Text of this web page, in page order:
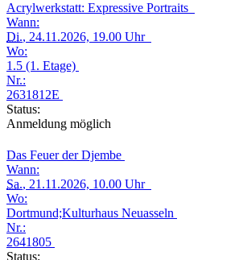
Acrylwerkstatt: Expressive Portraits
Wann:
Di., 24.11.2026, 19.00 Uhr
Wo:
1.5 (1. Etage)
Nr.:
2631812E
Status:
Anmeldung möglich
Das Feuer der Djembe
Wann:
Sa., 21.11.2026, 10.00 Uhr
Wo:
Dortmund;Kulturhaus Neuasseln
Nr.:
2641805
Status: